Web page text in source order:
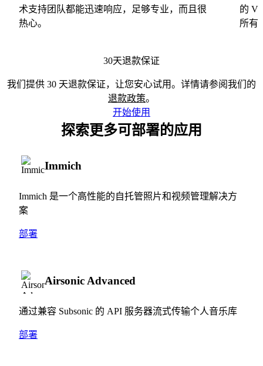
术支持团队都能迅速响应，足够专业，而且很
热心。
的
所有
30天退款保证
我们提供 30 天退款保证，让您安心试用。详情请参阅我们的
退款政策。
开始使用
探索更多可部署的应用
Immich
Immich 是一个高性能的自托管照片和视频管理解决方
案
部署
Airsonic Advanced
通过兼容 Subsonic 的 API 服务器流式传输个人音乐库
部署